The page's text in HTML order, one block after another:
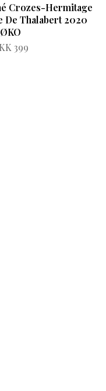
Crozes-Hermitage
De Thalabert 2020
ØKO
399